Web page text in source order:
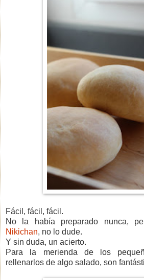
Fácil, fácil, fácil.
No la había preparado nunca,
Nikichan, no lo dude.
Y sin duda, un acierto.
Para la merienda de los
rellenarlos de algo salado, son